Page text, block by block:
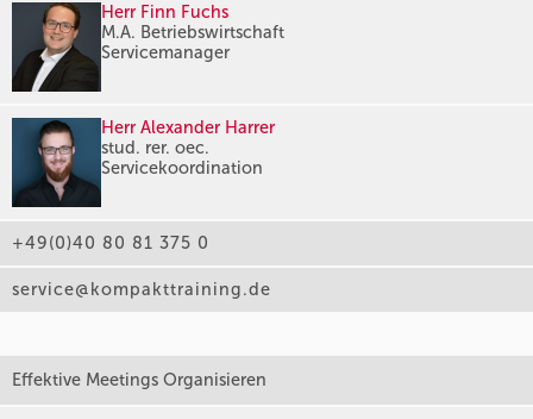
Herr Finn Fuchs
M.A. Betriebswirtschaft
Servicemanager
Herr Alexander Harrer
stud. rer. oec.
Servicekoordination
+49(0)40 80 81 375 0
service@kompakttraining.de
Effektive Meetings Organisieren